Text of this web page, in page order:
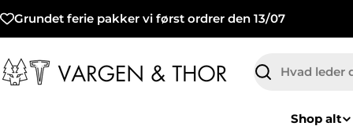
til
Grundet ferie pakker vi først ordrer den 13/07
Søg
Shop alt